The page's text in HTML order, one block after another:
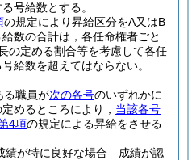
号給数とする。
の規定により昇給区分をA又はB
数の合計は，各任命権者ごと
の定める割合等を考慮して各任
給数を超えてはならない。
る職員が次の各号のいずれかに
めるところにより， 当該各号
4項の規定による昇給をさせる
績が特に良好な場合 成績が認